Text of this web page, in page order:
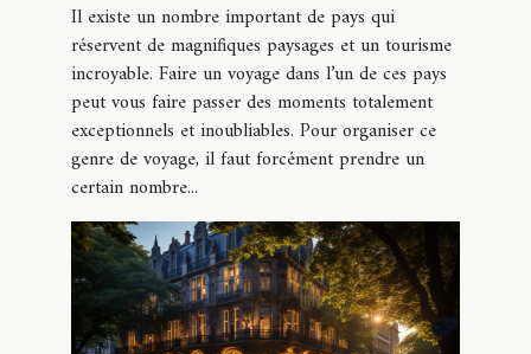
Il existe un nombre important de pays qui
réservent de magnifiques paysages et un tourisme
incroyable. Faire un voyage dans l’un de ces pays
peut vous faire passer des moments totalement
exceptionnels et inoubliables. Pour organiser ce
genre de voyage, il faut forcément prendre un
certain nombre...